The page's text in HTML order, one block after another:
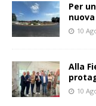
Per
10
Alla
10